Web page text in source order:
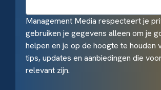
Management Media respecteert je
gebruiken je gegevens alleen om je
helpen en je op de hoogte te houden
tips, updates en aanbiedingen die
relevant zijn.